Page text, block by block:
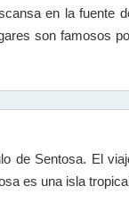
en la fuente
son famosos
de Sentosa. El
es una isla